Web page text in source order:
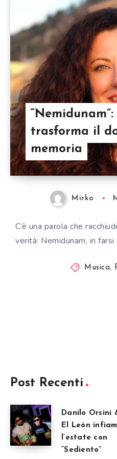
trasforma il
memoria
Mirko
C’è una parola che
verità: Nemidunam, in
Musica,
Post Recenti
Danilo Orsini
El León
l’estate con
“Sediento”